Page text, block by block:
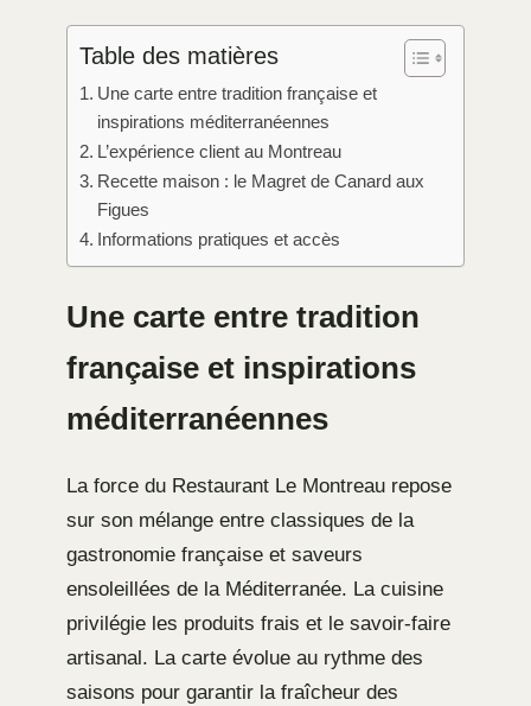
Table des matières
Une carte entre tradition française et
inspirations méditerranéennes
L’expérience client au Montreau
Recette maison : le Magret de Canard aux
Figues
Informations pratiques et accès
Une carte entre tradition
française et inspirations
méditerranéennes
La force du Restaurant Le Montreau repose
sur son mélange entre classiques de la
gastronomie française et saveurs
ensoleillées de la Méditerranée. La cuisine
privilégie les produits frais et le savoir-faire
artisanal. La carte évolue au rythme des
saisons pour garantir la fraîcheur des